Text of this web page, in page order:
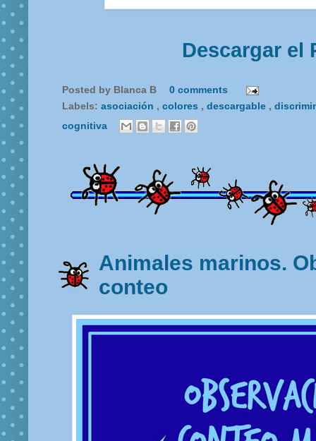
Descargar el
Posted by Blanca B
0 comments
Labels: asociación , colores , descargable ,
cognitiva
Animales marinos.
conteo